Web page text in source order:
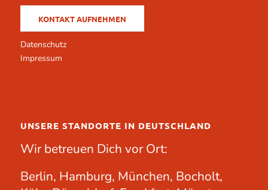
KONTAKT AUFNEHMEN
Datenschutz
Impressum
UNSERE STANDORTE IN DEUTSCHLAND
Wir betreuen Dich vor Ort:
Berlin, Hamburg, München, Bocholt,